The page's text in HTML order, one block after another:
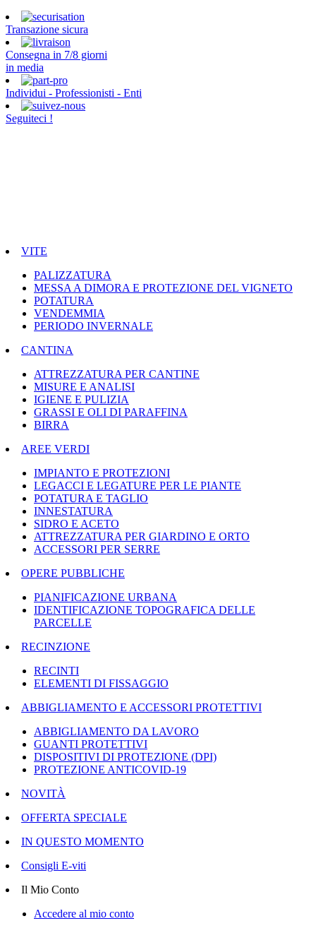
Transazione sicura
Consegna in 7/8 giorni
in media
Individui - Professionisti - Enti
Seguiteci !
VITE
PALIZZATURA
MESSA A DIMORA E PROTEZIONE DEL VIGNETO
POTATURA
VENDEMMIA
PERIODO INVERNALE
CANTINA
ATTREZZATURA PER CANTINE
MISURE E ANALISI
IGIENE E PULIZIA
GRASSI E OLI DI PARAFFINA
BIRRA
AREE VERDI
IMPIANTO E PROTEZIONI
LEGACCI E LEGATURE PER LE PIANTE
POTATURA E TAGLIO
INNESTATURA
SIDRO E ACETO
ATTREZZATURA PER GIARDINO E ORTO
ACCESSORI PER SERRE
OPERE PUBBLICHE
PIANIFICAZIONE URBANA
IDENTIFICAZIONE TOPOGRAFICA DELLE
PARCELLE
RECINZIONE
RECINTI
ELEMENTI DI FISSAGGIO
ABBIGLIAMENTO E ACCESSORI PROTETTIVI
ABBIGLIAMENTO DA LAVORO
GUANTI PROTETTIVI
DISPOSITIVI DI PROTEZIONE (DPI)
PROTEZIONE ANTICOVID-19
NOVITÀ
OFFERTA SPECIALE
IN QUESTO MOMENTO
Consigli E-viti
Il Mio Conto
Accedere al mio conto